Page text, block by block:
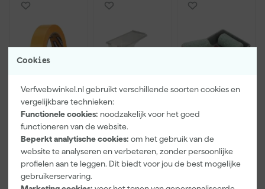
Cookies
Verfwebwinkel.nl gebruikt verschillende soorten cookies en
vergelijkbare technieken:
Functionele cookies: noodzakelijk voor het goed
functioneren van de website.
Beperkt analytische cookies: om het gebruik van de
website te analyseren en verbeteren, zonder persoonlijke
profielen aan te leggen. Dit biedt voor jou de best mogelijke
gebruikerservaring.
Paintura
Lucamax
Washi tape -
50mx24mm
Morgen
bezorgd
Go!Paint
Economy S
Verfbak -
10cm Roller -
15 x 32 cm + 5
Morgen
bezorgd
Anza PRO
MICMEX set
6-delig
Morgen
bezorgd